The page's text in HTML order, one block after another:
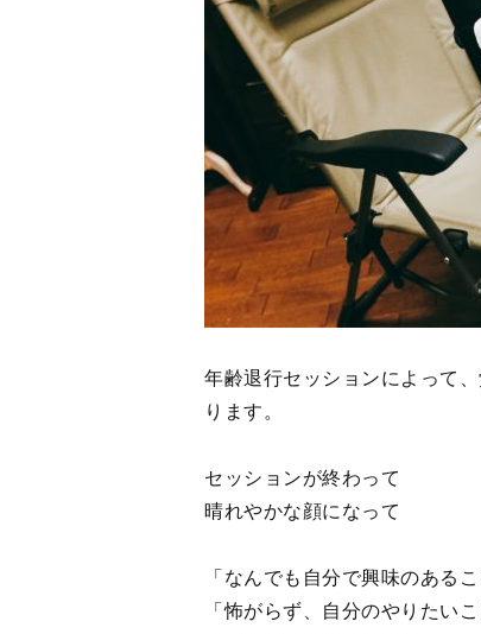
年齢退行セッションによって
ります。
セッションが終わって
晴れやかな顔になって
「なんでも自分で興味のある
「怖がらず、自分のやりたい